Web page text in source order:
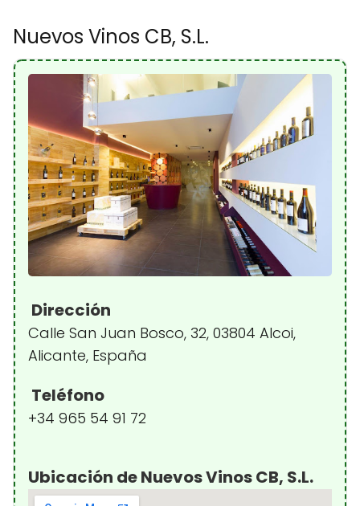
Nuevos Vinos CB, S.L.
Dirección
Calle San Juan Bosco, 32, 03804 Alcoi,
Alicante, España
Teléfono
+34 965 54 91 72
Ubicación de Nuevos Vinos CB, S.L.